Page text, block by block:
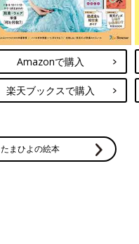
Amazonで購入
楽天ブックスで購入
たまひよの絵本